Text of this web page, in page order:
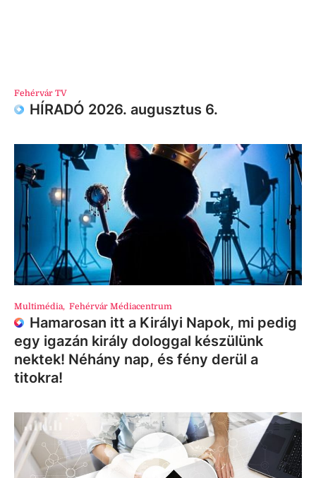
Fehérvár TV
HÍRADÓ 2026. augusztus 6.
Multimédia, Fehérvár Médiacentrum
Hamarosan itt a Királyi Napok, mi pedig
egy igazán király dologgal készülünk
nektek! Néhány nap, és fény derül a
titokra!